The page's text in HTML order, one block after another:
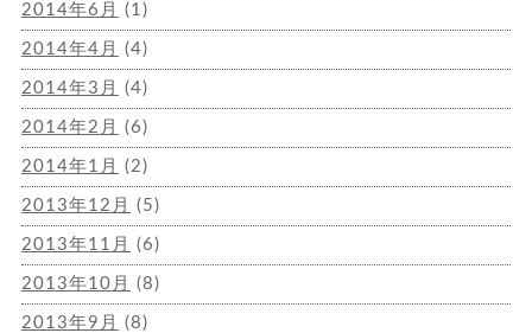
2014年6月 (1)
2014年4月 (4)
2014年3月 (4)
2014年2月 (6)
2014年1月 (2)
2013年12月 (5)
2013年11月 (6)
2013年10月 (8)
2013年9月 (8)